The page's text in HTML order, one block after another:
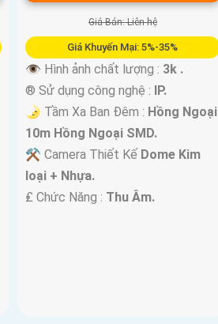
Giá Bán: Liên hệ
Giá Khuyến Mại: 5%-35%
👁 Hình ảnh chất lượng : 3k .
®️ Sử dụng công nghệ : IP.
🌛 Tầm Xa Ban Đêm : Hồng Ngoại
10m Hồng Ngoại SMD.
⚒ Camera Thiết Kế Dome Kim
loại + Nhựa.
️₤ Chức Năng : Thu Âm.